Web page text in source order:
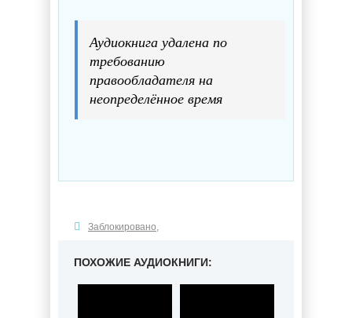
Аудиокнига удалена по
требованию
правообладателя на
неопределённое время
Заблокировано,
ПОХОЖИЕ АУДИОКНИГИ: